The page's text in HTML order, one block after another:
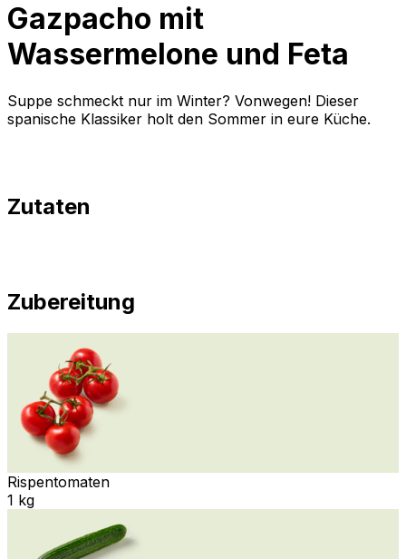
Gazpacho mit
Wassermelone und Feta
Suppe schmeckt nur im Winter? Vonwegen! Dieser
spanische Klassiker holt den Sommer in eure Küche.
Zutaten
Zubereitung
Rispentomaten
1 kg